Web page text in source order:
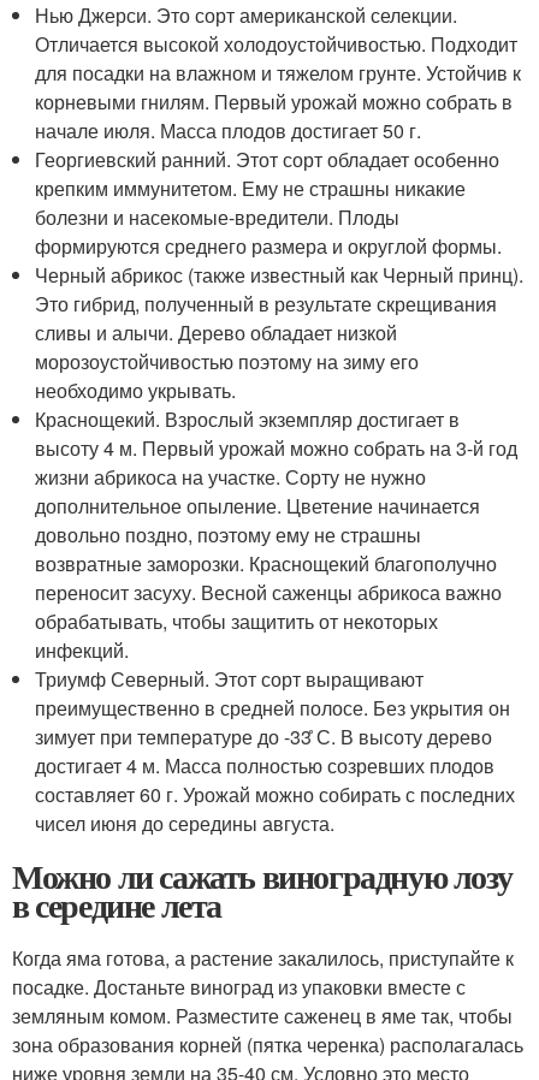
Нью Джерси. Это сорт американской селекции.
Отличается высокой холодоустойчивостью. Подходит
для посадки на влажном и тяжелом грунте. Устойчив к
корневыми гнилям. Первый урожай можно собрать в
начале июля. Масса плодов достигает 50 г.
Георгиевский ранний. Этот сорт обладает особенно
крепким иммунитетом. Ему не страшны никакие
болезни и насекомые-вредители. Плоды
формируются среднего размера и округлой формы.
Черный абрикос (также известный как Черный принц).
Это гибрид, полученный в результате скрещивания
сливы и алычи. Дерево обладает низкой
морозоустойчивостью поэтому на зиму его
необходимо укрывать.
Краснощекий. Взрослый экземпляр достигает в
высоту 4 м. Первый урожай можно собрать на 3-й год
жизни абрикоса на участке. Сорту не нужно
дополнительное опыление. Цветение начинается
довольно поздно, поэтому ему не страшны
возвратные заморозки. Краснощекий благополучно
переносит засуху. Весной саженцы абрикоса важно
обрабатывать, чтобы защитить от некоторых
инфекций.
Триумф Северный. Этот сорт выращивают
преимущественно в средней полосе. Без укрытия он
зимует при температуре до -33 ̊С. В высоту дерево
достигает 4 м. Масса полностью созревших плодов
составляет 60 г. Урожай можно собирать с последних
чисел июня до середины августа.
Можно ли сажать виноградную лозу
в середине лета
Когда яма готова, а растение закалилось, приступайте к
посадке. Достаньте виноград из упаковки вместе с
земляным комом. Разместите саженец в яме так, чтобы
зона образования корней (пятка черенка) располагалась
ниже уровня земли на 35-40 см. Условно это место